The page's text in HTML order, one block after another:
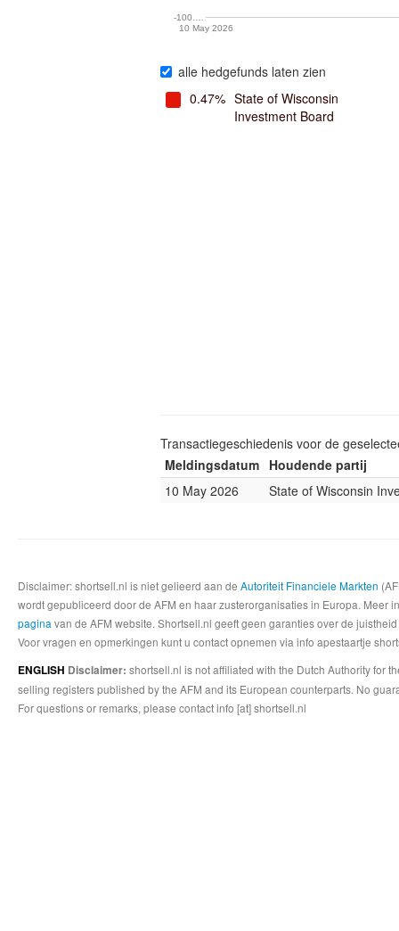
10 May 2026
-100.…
alle hedgefunds laten zien
0.47% State of Wisconsin
Investment Board
Transactiegeschiedenis voor de
Meldingsdatum Houdende partij
10 May 2026
State of Wisconsin
Disclaimer: shortsell.nl is niet gelieerd aan de Autoriteit Financiele Markten
wordt gepubliceerd door de AFM en haar zusterorganisaties in Europa.
pagina van de AFM website. Shortsell.nl geeft geen garanties over de
Voor vragen en opmerkingen kunt u contact opnemen via info apestaartje
ENGLISH Disclaimer: shortsell.nl is not affiliated with the Dutch Authority for
selling registers published by the AFM and its European counterparts. No
For questions or remarks, please contact info [at] shortsell.nl